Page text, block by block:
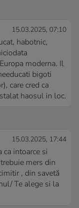
15.03.2025, 07:10
habotnic,
moderna. Il
bigoti
care cred ca
haosul in loc.
15.03.2025, 17:44
ca intoarce si
mers din
, din savetă
Te alege si la